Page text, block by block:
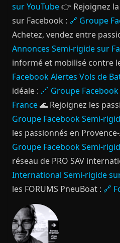
sur YouTube👉 Rejoignez
sur Facebook : 🔗 Groupe
Achetez, vendez entre
Annonces Semi-rigide sur
informé et mobilisé contre
Facebook Alertes Vols de
idéale : 🔗 Groupe
France🌊 Rejoignez les
Groupe Facebook Semi-
les passionnés en
Groupe Facebook Semi-
réseau de PRO SAV
International Semi-rigide
les FORUMS PneuBoat : 🔗